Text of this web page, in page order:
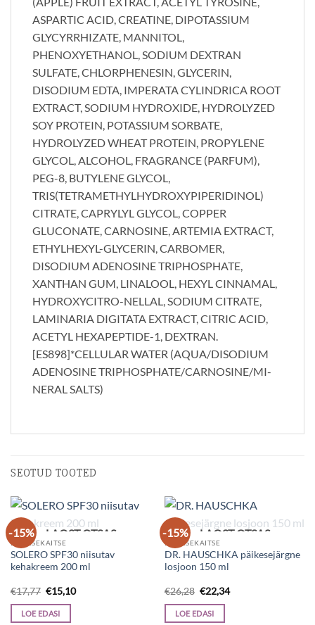
ASPARTIC ACID, CREATINE, DIPOTASSIUM
GLYCYRRHIZATE, MANNITOL,
PHENOXYETHANOL, SODIUM DEXTRAN
SULFATE, CHLORPHENESIN, GLYCERIN,
DISODIUM EDTA, IMPERATA CYLINDRICA ROOT
EXTRACT, SODIUM HYDROXIDE, HYDROLYZED
SOY PROTEIN, POTASSIUM SORBATE,
HYDROLYZED WHEAT PROTEIN, PROPYLENE
GLYCOL, ALCOHOL, FRAGRANCE (PARFUM),
PEG-8, BUTYLENE GLYCOL,
TRIS(TETRAMETHYLHYDROXYPIPERIDINOL)
CITRATE, CAPRYLYL GLYCOL, COPPER
GLUCONATE, CARNOSINE, ARTEMIA EXTRACT,
ETHYLHEXYL-GLYCERIN, CARBOMER,
DISODIUM ADENOSINE TRIPHOSPHATE,
XANTHAN GUM, LINALOOL, HEXYL CINNAMAL,
HYDROXYCITRO-NELLAL, SODIUM CITRATE,
LAMINARIA DIGITATA EXTRACT, CITRIC ACID,
ACETYL HEXAPEPTIDE-1, DEXTRAN.
[ES898]*CELLULAR WATER (AQUA/DISODIUM
ADENOSINE TRIPHOSPHATE/CARNOSINE/MI-
NERAL SALTS)
SEOTUD TOOTED
-15% LAOST OTSAS
PÄIKESEKAITSE
SOLERO SPF30 niisutav
kehakreem 200 ml
€17,77 Algne
hind
oli:
€17,77.
€15,10Current
LOE EDASI
-15% LAOST OTSAS
PÄIKESEKAITSE
DR. HAUSCHKA päikesejärgne
losjoon 150 ml
€26,28 Algne
hind
oli:
€26,28.
€22,34Current
LOE EDASI